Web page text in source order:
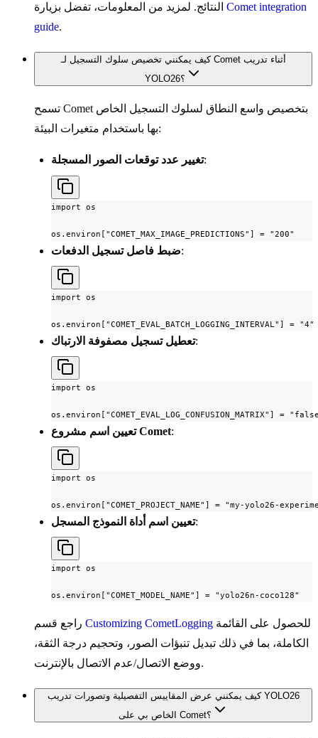
Comet integration
guide.
كيف يمكنني تخصيص سلوك التسجيل لـ Comet أثناء تدريب
YOLO26؟
تسمح Comet بتخصيص واسع النطاق لسلوك التسجيل الخاص
بها باستخدام متغيرات البيئة:
تغيير عدد توقعات الصور المسجلة:
import os
os.environ["COMET_MAX_IMAGE_PREDICTIONS"] = "200"
ضبط فاصل تسجيل الدفعات:
import os
os.environ["COMET_EVAL_BATCH_LOGGING_INTERVAL"] = "4"
تعطيل تسجيل مصفوفة الارتباك:
import os
os.environ["COMET_EVAL_LOG_CONFUSION_MATRIX"] =
تعيين اسم مشروع Comet:
import os
os.environ["COMET_PROJECT_NAME"] = "my-yolo26-
تعيين اسم أداة النموذج المسجل:
import os
os.environ["COMET_MODEL_NAME"] = "yolo26n-coco128"
Customizing CometLogging
الكاملة، بما في ذلك تبديل تنبؤات الصور، وتحجيم درجة الثقة،
ووضع الاتصال/عدم الاتصال بالإنترنت.
كيف يمكنني عرض المقاييس التفصيلية وتصورات تدريب YOLO26
الخاص بي على Comet؟